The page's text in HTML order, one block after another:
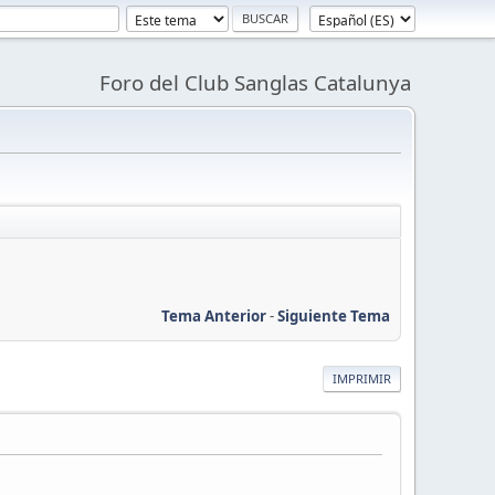
Foro del Club Sanglas Catalunya
Tema Anterior-Siguiente Tema
IMPRIMIR